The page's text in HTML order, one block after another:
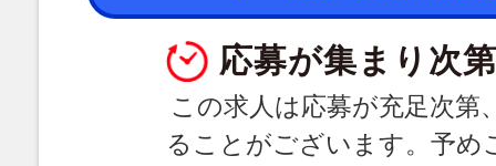
応募が集まり次
この求人は応募が充足次第
ることがございます。予め